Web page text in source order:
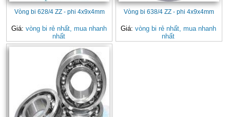
Vòng bi 628/4 ZZ - phi 4x9x4mm
Giá: vòng bi rẻ nhất, mua nhanh
nhất
Vòng bi 638/4 ZZ - phi 4x9x4mm
Giá: vòng bi rẻ nhất, mua nhanh
nhất